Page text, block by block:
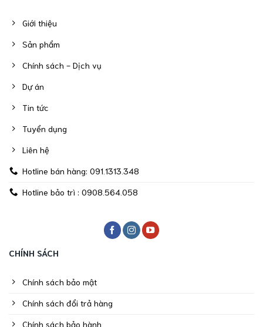
Giới thiệu
Sản phẩm
Chính sách - Dịch vụ
Dự án
Tin tức
Tuyển dụng
Liên hệ
Hotline bán hàng: 091.1313.348
Hotline bảo trì : 0908.564.058
CHÍNH SÁCH
Chính sách bảo mật
Chính sách đổi trả hàng
Chính sách bảo hành